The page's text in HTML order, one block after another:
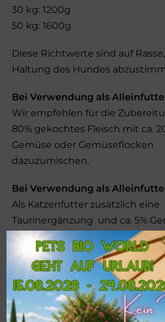
30 kg: 1200g
50 kg: 1600g
Diese Richtwerte sind auf
Haltung des Hundes
Bei Verwendung als
Wir empfehlen für die
80% gekochtes Fleisch mit ca.
Gemüse oder Gemüseflocken
dazuzumischen.
Bei Verwendung als
Als Katzenfutter zusätzlich eine
Taurinergänzung und ca. 5%
dazumischen.
Das Futter ist zwar als
es sollte aber mit Seealgenmehl
(Jodversorgung) und einem
Fisch- bzw. Lachsöl ergänzt